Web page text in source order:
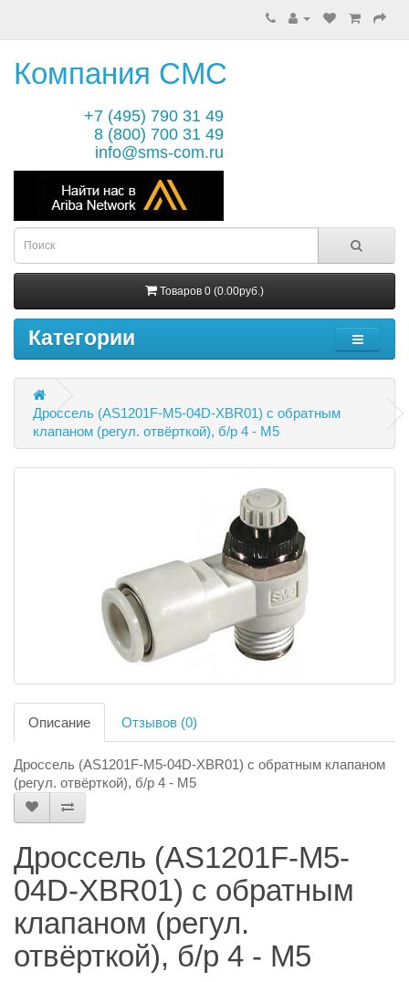
Компания СМС
+7 (495) 790 31 49
8 (800) 700 31 49
info@sms-com.ru
Товаров 0 (0.00руб.)
Категории
Дроссель (AS1201F-M5-04D-XBR01) с обратным
клапаном (регул. отвёрткой), б/р 4 - М5
Описание Отзывов (0)
Дроссель (AS1201F-M5-04D-XBR01) с обратным клапаном
(регул. отвёрткой), б/р 4 - М5
Дроссель (AS1201F-M5-
04D-XBR01) с обратным
клапаном (регул.
отвёрткой), б/р 4 - М5